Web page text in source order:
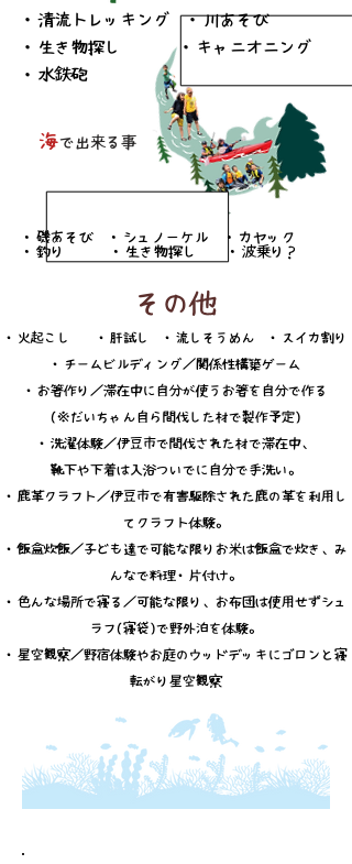
・清流トレッキング ・川あそび
・生き物探し ・キャニオニング
・水鉄砲
海で出来る事
・磯あそび ・シュノーケル ・カヤック
・釣り ・生き物探し
・波乗り？
その他
・火起こし ・肝試し ・流しそうめん ・スイカ割り
・チームビルディング／関係性構築ゲーム
・お箸作り／滞在中に自分が使うお箸を自分で作る
(※だいちゃん自ら間伐した材で製作予定)
・洗濯体験／伊豆市で間伐された材で滞在中、
靴下や下着は入浴ついでに自分で手洗い。
・鹿革クラフト／伊豆市で有害駆除された鹿の革を利用し
てクラフト体験。
・飯盒炊飯／子ども達で可能な限りお米は飯盒で炊き、み
んなで料理・片付け。
・色んな場所で寝る／可能な限り、お布団は使用せずシュ
ラフ(寝袋)で野外泊を体験。
・星空観察／野宿体験やお庭のウッドデッキにゴロンと寝
転がり星空観察